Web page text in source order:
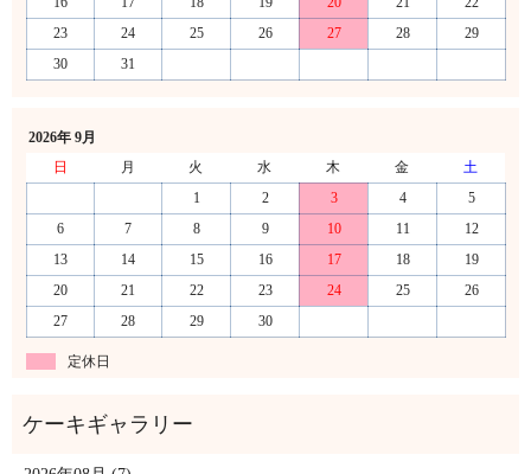
23
24 25 26 27 28
29
30
31
2026年 9月
日
月 火 水 木 金
土
1
2 3 4
5
6
7 8 9 10 11
12
13
14 15 16 17 18
19
20
21 22 23 24 25
26
27
28 29 30
定休日